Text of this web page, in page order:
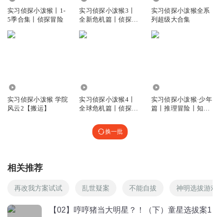
实习侦探小泼猴丨1-
5季合集丨侦探冒险
实习侦探小泼猴3丨
全新危机篇丨侦探推
实习侦探小泼猴全系
列超级大合集
实习侦探小泼猴 学院
风云2【搬运】
实习侦探小泼猴4丨
全球危机篇丨侦探推
实习侦探小泼猴·少年
篇丨推理冒险丨知识
换一批
相关推荐
再改我方案试试 乱世疑案 不能自拔 神明选拔游戏
【02】哼哼猪当大明星？！（下）童星选拔案1